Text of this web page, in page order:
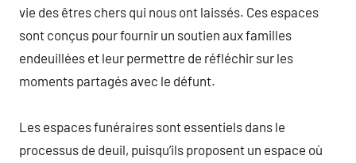
vie des êtres chers qui nous ont laissés. Ces espaces
sont conçus pour fournir un soutien aux familles
endeuillées et leur permettre de réfléchir sur les
moments partagés avec le défunt.
Les espaces funéraires sont essentiels dans le
processus de deuil, puisqu’ils proposent un espace où